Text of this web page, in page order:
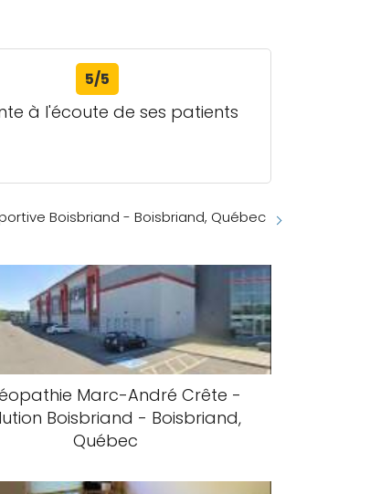
5/5
à l'écoute de ses patients
Boisbriand - Boisbriand, Québec
Marc-André Crête -
Boisbriand - Boisbriand,
Québec